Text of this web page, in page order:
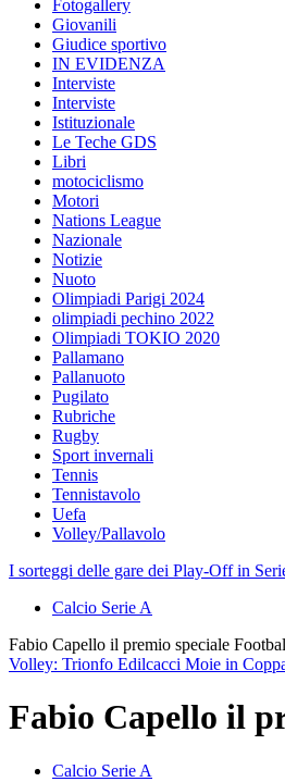
Fotogallery
Giovanili
Giudice sportivo
IN EVIDENZA
Interviste
Interviste
Istituzionale
Le Teche GDS
Libri
motociclismo
Motori
Nations League
Nazionale
Notizie
Nuoto
Olimpiadi Parigi 2024
olimpiadi pechino 2022
Olimpiadi TOKIO 2020
Pallamano
Pallanuoto
Pugilato
Rubriche
Rugby
Sport invernali
Tennis
Tennistavolo
Uefa
Volley/Pallavolo
I sorteggi delle gare dei Play-Off in
Calcio Serie A
Fabio Capello il premio speciale
Volley: Trionfo Edilcacci Moie in
Fabio Capello il
Calcio Serie A